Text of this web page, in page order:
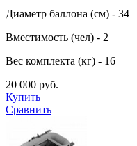
Диаметр баллона (см) - 34
Вместимость (чел) - 2
Вес комплекта (кг) - 16
20 000 руб.
Купить
Сравнить